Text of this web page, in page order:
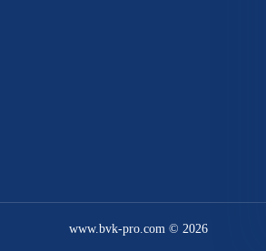
www.bvk-pro.com © 2026